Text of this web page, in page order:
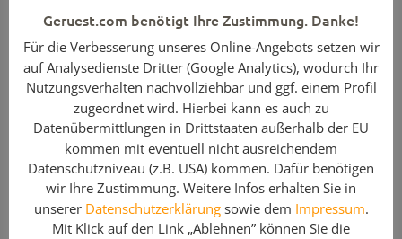
unterschiedlichen Ausführungen. Sie finden auf geruest.com
auch noch andere Gerüstteile für das PERI UP Gerüstsystem
in verschiedenen Ausführungen.
Hinweis: Geben Sie bei Ihrer Anfrage bitte
die benötigteStückzahlan!
Enthaltene Komponenten
Geruest.com benötigt Ihre Zustimmung. Danke!
Für die Verbesserung unseres Online-Angebots setzen wir
auf Analysedienste Dritter (Google Analytics), wodurch Ihr
Nutzungsverhalten nachvollziehbar und ggf. einem Profil
zugeordnet wird. Hierbei kann es auch zu
Datenübermittlungen in Drittstaaten außerhalb der EU
kommen mit eventuell nicht ausreichendem
Datenschutzniveau (z.B. USA) kommen. Dafür benötigen
wir Ihre Zustimmung. Weitere Infos erhalten Sie in
unserer Datenschutzerklärungsowie dem Impressum.
Mit Klick auf den Link „Ablehnen” können Sie die